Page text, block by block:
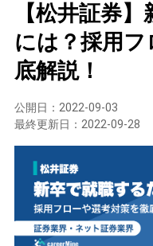
【松井証券
には？採用
底解説！
公開日： 2022-09-03
最終更新日： 2022-09-28